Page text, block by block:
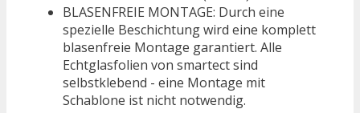
BLASENFREIE MONTAGE: Durch eine
spezielle Beschichtung wird eine komplett
blasenfreie Montage garantiert. Alle
Echtglasfolien von smartect sind
selbstklebend - eine Montage mit
Schablone ist nicht notwendig.